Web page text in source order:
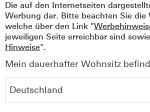
Die auf den Internetseiten
Werbung dar. Bitte beachten Sie die
welche über den Link "
jeweiligen Seite erreichbar sind
Hinweise".
Mein dauerhafter Wohnsitz